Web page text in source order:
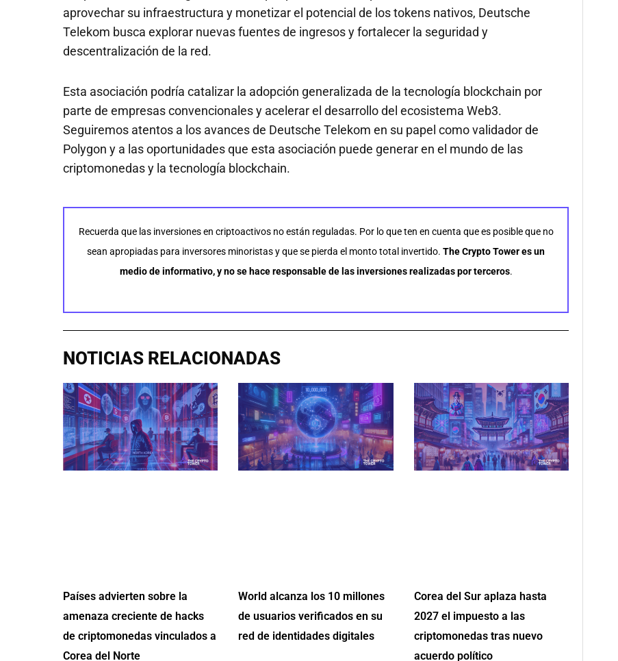
aprovechar su infraestructura y monetizar el potencial de los tokens nativos, Deutsche
Telekom busca explorar nuevas fuentes de ingresos y fortalecer la seguridad y
descentralización de la red.
Esta asociación podría catalizar la adopción generalizada de la tecnología blockchain por
parte de empresas convencionales y acelerar el desarrollo del ecosistema Web3.
Seguiremos atentos a los avances de Deutsche Telekom en su papel como validador de
Polygon y a las oportunidades que esta asociación puede generar en el mundo de las
criptomonedas y la tecnología blockchain.
Recuerda que las inversiones en criptoactivos no están reguladas. Por lo que ten en cuenta que es posible que no
sean apropiadas para inversores minoristas y que se pierda el monto total invertido. The Crypto Tower es un
medio de informativo, y no se hace responsable de las inversiones realizadas por terceros.
NOTICIAS RELACIONADAS
Países advierten sobre la
amenaza creciente de hacks
de criptomonedas vinculados a
Corea del Norte
World alcanza los 10 millones
de usuarios verificados en su
red de identidades digitales
Corea del Sur aplaza hasta
2027 el impuesto a las
criptomonedas tras nuevo
acuerdo político